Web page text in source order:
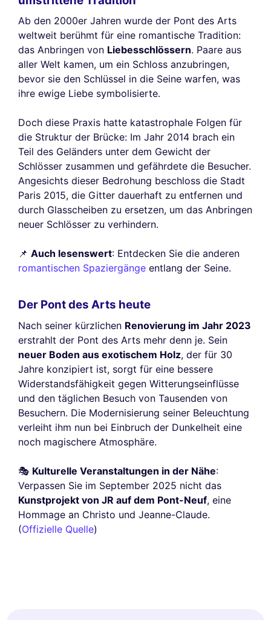
Ab den 2000er Jahren wurde der Pont des Arts
weltweit berühmt für eine romantische Tradition:
das Anbringen von Liebesschlössern. Paare aus
aller Welt kamen, um ein Schloss anzubringen,
bevor sie den Schlüssel in die Seine warfen, was
ihre ewige Liebe symbolisierte.
Doch diese Praxis hatte katastrophale Folgen für
die Struktur der Brücke: Im Jahr 2014 brach ein
Teil des Geländers unter dem Gewicht der
Schlösser zusammen und gefährdete die Besucher.
Angesichts dieser Bedrohung beschloss die Stadt
Paris 2015, die Gitter dauerhaft zu entfernen und
durch Glasscheiben zu ersetzen, um das Anbringen
neuer Schlösser zu verhindern.
📌 Auch lesenswert: Entdecken Sie die anderen
romantischen Spaziergänge entlang der Seine.
Der Pont des Arts heute
Nach seiner kürzlichen Renovierung im Jahr 2023
erstrahlt der Pont des Arts mehr denn je. Sein
neuer Boden aus exotischem Holz, der für 30
Jahre konzipiert ist, sorgt für eine bessere
Widerstandsfähigkeit gegen Witterungseinflüsse
und den täglichen Besuch von Tausenden von
Besuchern. Die Modernisierung seiner Beleuchtung
verleiht ihm nun bei Einbruch der Dunkelheit eine
noch magischere Atmosphäre.
🎭 Kulturelle Veranstaltungen in der Nähe:
Verpassen Sie im September 2025 nicht das
Kunstprojekt von JR auf dem Pont-Neuf, eine
Hommage an Christo und Jeanne-Claude.
(Offizielle Quelle)